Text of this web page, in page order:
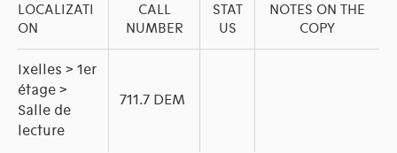
LOCALIZATI
ON
CALL
NUMBER
STAT
US
NOTES ON THE
COPY
Ixelles > 1er
étage >
Salle de
lecture
711.7 DEM